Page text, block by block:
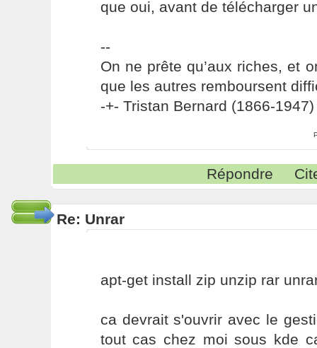
que oui, avant de télécharger
--
On ne prête qu’aux riches, et
que les autres remboursent
-+- Tristan Bernard (1866-1947)
Répondre
Re: Unrar
apt-get install zip unzip rar
ca devrait s'ouvrir avec le
tout cas chez moi sous kde